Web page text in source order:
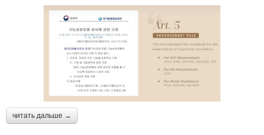
читать дальше →